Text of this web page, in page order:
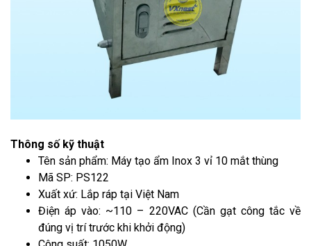
Thông số kỹ thuật
Tên sản phẩm: Máy tạo ẩm Inox 3 vỉ 10 mắt thùng
Mã SP: PS122
Xuất xứ: Lắp ráp tại Việt Nam
Điện áp vào: ~110 – 220VAC (Cần gạt công tắc về
đúng vị trí trước khi khởi động)